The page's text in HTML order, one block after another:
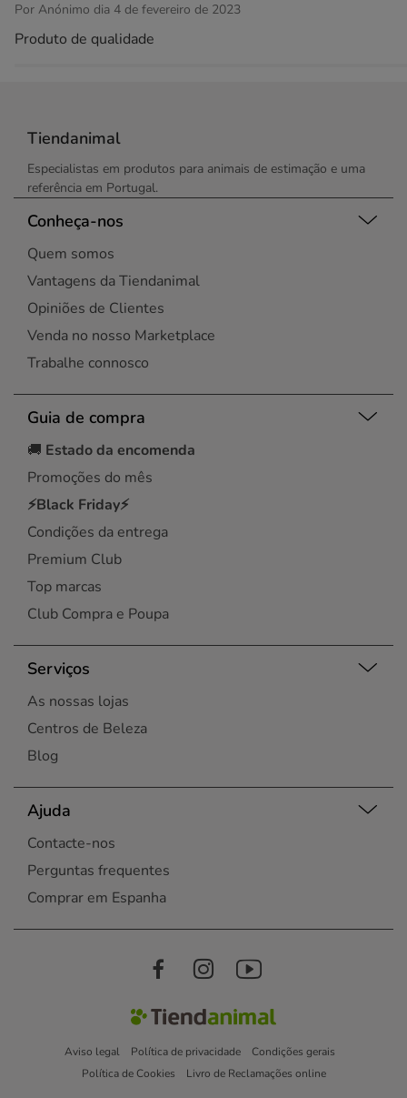
Por Anónimo dia 4 de fevereiro de 2023
Produto de qualidade
Tiendanimal
Especialistas em produtos para animais de estimação e uma
referência em Portugal.
Conheça-nos
Quem somos
Vantagens da Tiendanimal
Opiniões de Clientes
Venda no nosso Marketplace
Trabalhe connosco
Guia de compra
🚚 Estado da encomenda
Promoções do mês
⚡Black Friday⚡
Condições da entrega
Premium Club
Top marcas
Club Compra e Poupa
Serviços
As nossas lojas
Centros de Beleza
Blog
Ajuda
Contacte-nos
Perguntas frequentes
Comprar em Espanha
Aviso legal Política de privacidade
Condições gerais
Política de Cookies
Livro de Reclamações online